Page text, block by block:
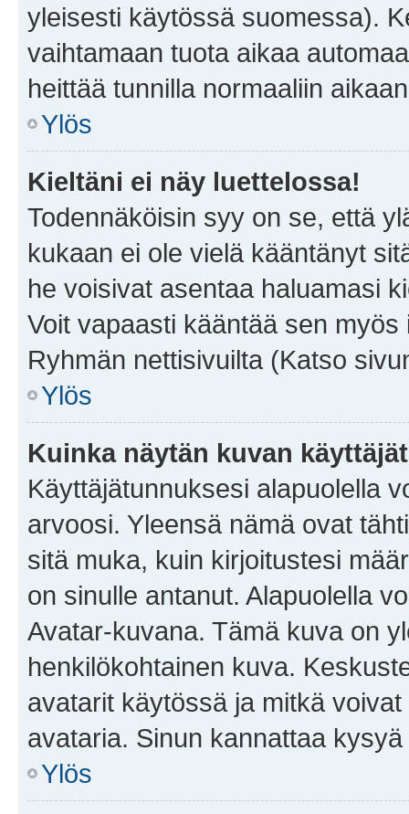
yleisesti käytössä suomessa).
vaihtamaan tuota aikaa
heittää tunnilla normaaliin
Ylös
Kieltäni ei näy luettelossa!
Todennäköisin syy on se, että
kukaan ei ole vielä kääntänyt
he voisivat asentaa haluamasi
Voit vapaasti kääntää sen
Ryhmän nettisivuilta (Katso
Ylös
Kuinka näytän kuvan
Käyttäjätunnuksesi alapuolella
arvoosi. Yleensä nämä ovat
sitä muka, kuin kirjoitustesi
on sinulle antanut. Alapuolella
Avatar-kuvana. Tämä kuva on
henkilökohtainen kuva.
avatarit käytössä ja mitkä
avataria. Sinun kannattaa
Ylös